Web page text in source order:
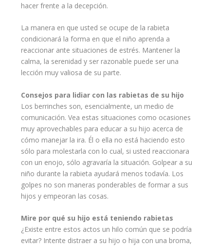
hacer frente a la decepción.
La manera en que usted se ocupe de la rabieta
condicionará la forma en que el niño aprenda a
reaccionar ante situaciones de estrés. Mantener la
calma, la serenidad y ser razonable puede ser una
lección muy valiosa de su parte.
Consejos para lidiar con las rabietas de su hijo
Los berrinches son, esencialmente, un medio de
comunicación. Vea estas situaciones como ocasiones
muy aprovechables para educar a su hijo acerca de
cómo manejar la ira. Él o ella no está haciendo esto
sólo para molestarla con lo cual, si usted reaccionara
con un enojo, sólo agravaría la situación. Golpear a su
niño durante la rabieta ayudará menos todavía. Los
golpes no son maneras ponderables de formar a sus
hijos y empeoran las cosas.
Mire por qué su hijo está teniendo rabietas
¿Existe entre estos actos un hilo común que se podría
evitar? Intente distraer a su hijo o hija con una broma,